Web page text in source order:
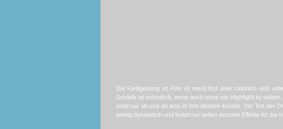
Die Farbgebung im Film ist meist trist aber natürlich und
Schärfe ist ordentlich, wenn auch ohne ein Highlight zu
zeigt nur ab und an was in ihm stecken könnte. Der Ton der
wenig dynamisch und liefert nur selten dezente Effekte für die